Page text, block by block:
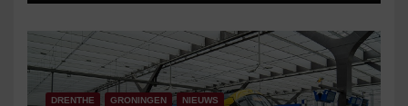
DRENTHE GRONINGEN NIEUWS